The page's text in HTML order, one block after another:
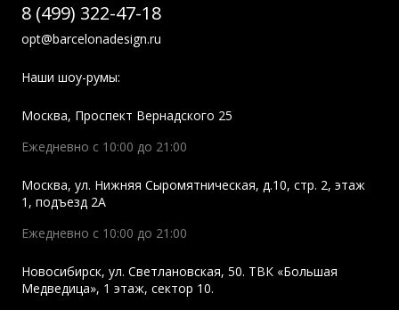
8 (499) 322-47-18
opt@barcelonadesign.ru
Наши шоу-румы:
Москва, Проспект Вернадского 25
Ежедневно с 10:00 до 21:00
Москва, ул. Нижняя Сыромятническая, д.10, стр. 2, этаж
1, подъезд 2A
Ежедневно с 10:00 до 21:00
Новосибирск, ул. Светлановская, 50. ТВК «Большая
Медведица», 1 этаж, сектор 10.